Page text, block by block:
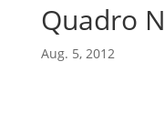
Quadro
Aug. 5, 2012